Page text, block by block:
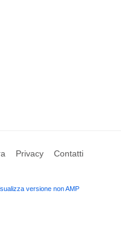
Privacy Contatti
versione non AMP